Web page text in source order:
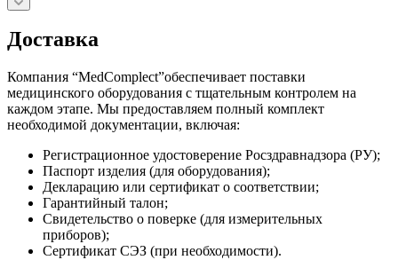
Доставка
Компания “MedComplect”обеспечивает поставки
медицинского оборудования с тщательным контролем на
каждом этапе. Мы предоставляем полный комплект
необходимой документации, включая:
Регистрационное удостоверение Росздравнадзора (РУ);
Паспорт изделия (для оборудования);
Декларацию или сертификат о соответствии;
Гарантийный талон;
Свидетельство о поверке (для измерительных
приборов);
Сертификат СЭЗ (при необходимости).